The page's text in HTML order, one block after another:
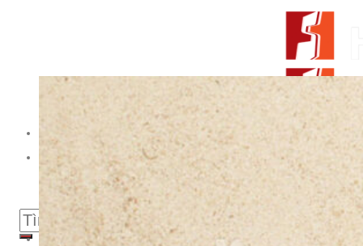
From Surfaces to Spaces
Tìm kiếm:
Giới thiệu